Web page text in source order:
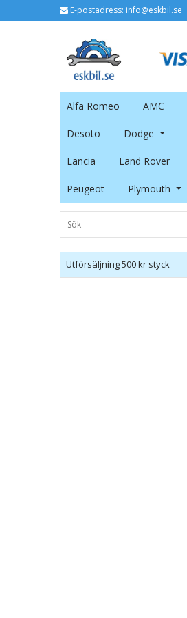
E-postadress: info@eskbil.se
Alfa Romeo AMC
Desoto Dodge
Lancia Land Rover
Peugeot Plymouth
Utförsäljning 500 kr styck